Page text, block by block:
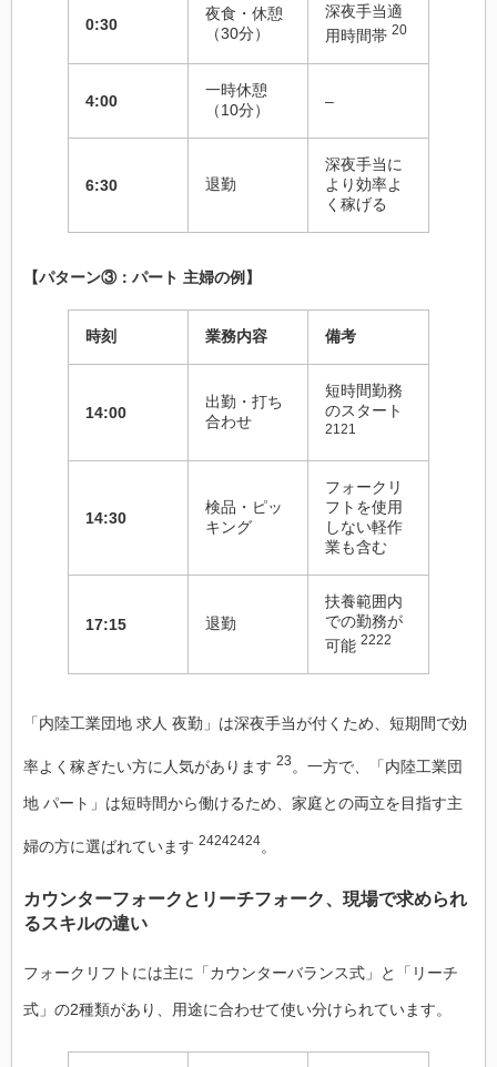
0:30
夜食・休憩
（30分）
深夜手当適
用時間帯 20
4:00
一時休憩
（10分）
–
6:30 退勤
深夜手当に
より効率よ
く稼げる
【パターン③：パート 主婦の例】
時刻 業務内容 備考
14:00
出勤・打ち
合わせ
短時間勤務
のスタート
2121
14:30
検品・ピッ
キング
フォークリ
フトを使用
しない軽作
業も含む
17:15 退勤
扶養範囲内
での勤務が
可能 2222
「内陸工業団地 求人 夜勤」は深夜手当が付くため、短期間で効
率よく稼ぎたい方に人気があります 23 。一方で、「内陸工業団
地 パート」は短時間から働けるため、家庭との両立を目指す主
婦の方に選ばれています 24242424。
カウンターフォークとリーチフォーク、現場で求められ
るスキルの違い
フォークリフトには主に「カウンターバランス式」と「リーチ
式」の2種類があり、用途に合わせて使い分けられています。